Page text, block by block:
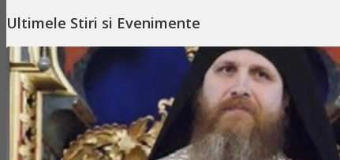
Ultimele Stiri si Evenimente